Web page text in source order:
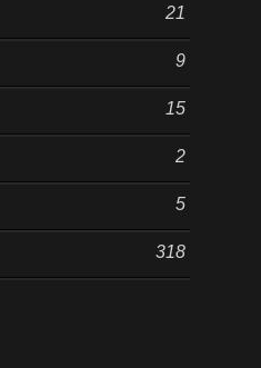
21
9
15
2
5
318